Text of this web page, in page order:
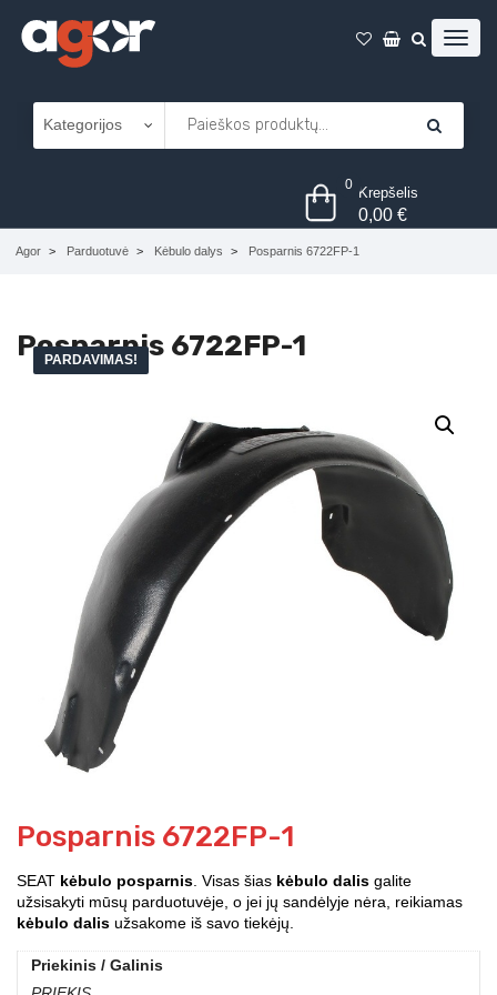
0 Krepšelis
0,00€
Agor Parduotuvė Kėbulo dalys Posparnis 6722FP-1
Posparnis 6722FP-1
PARDAVIMAS!
Posparnis 6722FP-1
SEAT kėbulo posparnis . Visas šias kėbulo dalis galite
užsisakyti mūsų parduotuvėje, o jei jų sandėlyje nėra, reikiamas
kėbulo dalis užsakome iš savo tiekėjų.
Priekinis / Galinis